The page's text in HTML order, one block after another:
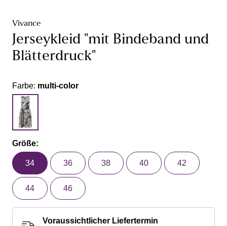
Vivance
Jerseykleid "mit Bindeband und
Blätterdruck"
Farbe: multi-color
Größe:
34 36 38 40 42
44 46
Voraussichtlicher Liefertermin